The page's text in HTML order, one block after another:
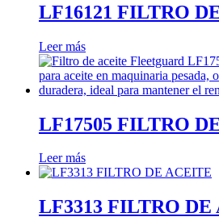
LF16121 FILTRO
Leer más
LF17505 FILTRO
Leer más
LF3313 FILTRO DE